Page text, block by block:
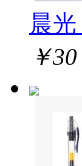
晨
￥30